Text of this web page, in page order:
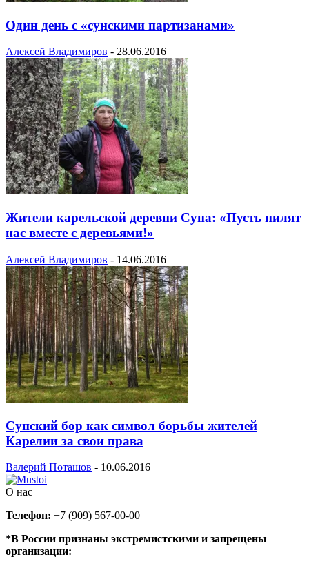
Один день с «сунскими партизанами»
Алексей Владимиров - 28.06.2016
Жители карельской деревни Суна: «Пусть пилят
нас вместе с деревьями!»
Алексей Владимиров - 14.06.2016
Сунский бор как символ борьбы жителей
Карелии за свои права
Валерий Поташов - 10.06.2016
О нас
Телефон: +7 (909) 567-00-00
*В России признаны экстремистскими и запрещены
организации: